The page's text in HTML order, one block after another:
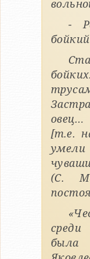
-
[т.е.
(С.
была